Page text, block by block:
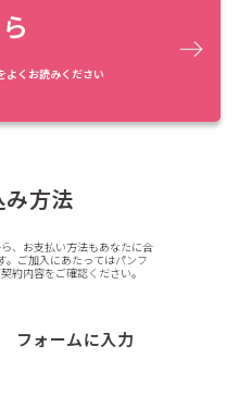
よくお読みください
み方法
、お支払い方法もあなたに合
。ご加入にあたってはパンフ
約内容をご確認ください。
フォームに入力